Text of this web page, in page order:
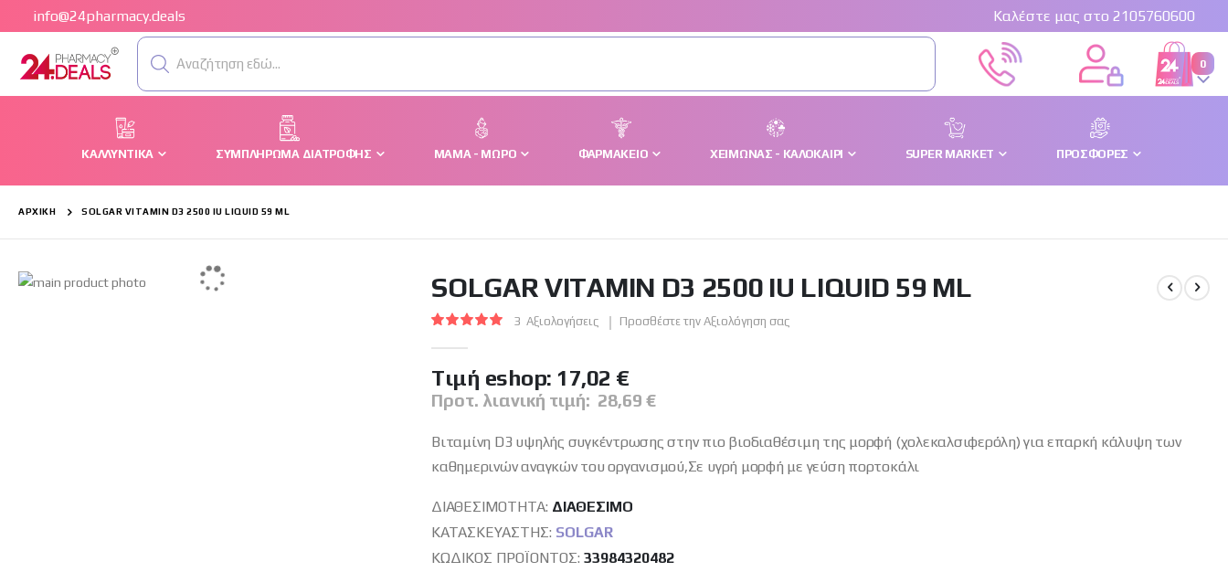
info@24pharmacy.deals Καλέστε μας στο 2105760600
Cart
0
ΚΑΛΛΥΝΤΙΚΆ ΣΥΜΠΛΉΡΩΜΑ ΔΙΑΤΡΟΦΉΣ ΜΑΜΆ - ΜΩΡΌ ΦΑΡΜΑΚΕΊΟ ΧΕΙΜΏΝΑΣ - ΚΑΛΟΚΑΊΡΙ SUPER MARKET ΠΡΟΣΦΟΡΈΣ
Αναζήτηση εδώ...
ΑΡΧΙΚΉ SOLGAR VITAMIN D3 2500 IU LIQUID 59 ML
Μετάβαση
SOLGAR VITAMIN D3 2500 IU LIQUID 59 ML
Βαθμολογία:
3 Αξιολογήσεις Προσθέστε την Αξιολόγηση σας
Tιμή eshop: 17,02 €
Προτ. λιανική τιμή: 28,69 €
Βιταμίνη D3 υψηλής συγκέντρωσης στην πιο βιοδιαθέσιμη της μορφή (χολεκαλσιφερόλη) για επαρκή κάλυψη των
καθημερινών αναγκών του οργανισμού,Σε υγρή μορφή με γεύση πορτοκάλι
ΔΙΑΘΕΣΙΜΌΤΗΤΑ: ΔΙΑΘΈΣΙΜO
ΚΑΤΑΣΚΕΥΑΣΤΉΣ: SOLGAR
ΚΩΔΙΚΌΣ ΠΡΟΪΌΝΤΟΣ 33984320482